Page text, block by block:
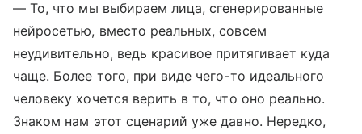
— То, что мы выбираем лица, сгенерированные
нейросетью, вместо реальных, совсем
неудивительно, ведь красивое притягивает куда
чаще. Более того, при виде чего-то идеального
человеку хочется верить в то, что оно реально.
Знаком нам этот сценарий уже давно. Нередко,